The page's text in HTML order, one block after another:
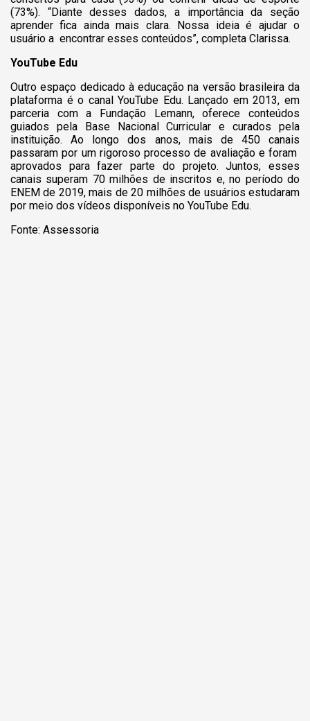
(73%). “Diante desses dados, a importância da seção
aprender fica ainda mais clara. Nossa ideia é ajudar o
usuário a encontrar esses conteúdos”, completa Clarissa.
YouTube Edu
Outro espaço dedicado à educação na versão brasileira da
plataforma é o canal YouTube Edu. Lançado em 2013, em
parceria com a Fundação Lemann, oferece conteúdos
guiados pela Base Nacional Curricular e curados pela
instituição. Ao longo dos anos, mais de 450 canais
passaram por um rigoroso processo de avaliação e foram
aprovados para fazer parte do projeto. Juntos, esses
canais superam 70 milhões de inscritos e, no período do
ENEM de 2019, mais de 20 milhões de usuários estudaram
por meio dos vídeos disponíveis no YouTube Edu.
Fonte: Assessoria